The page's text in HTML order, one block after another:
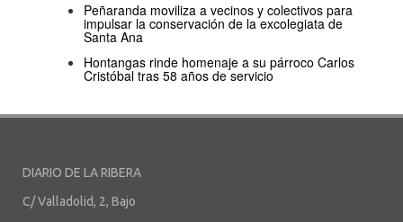
Peñaranda moviliza a vecinos y colectivos para
impulsar la conservación de la excolegiata de
Santa Ana
Hontangas rinde homenaje a su párroco Carlos
Cristóbal tras 58 años de servicio
DIARIO DE LA RIBERA
C/ Valladolid, 2, Bajo